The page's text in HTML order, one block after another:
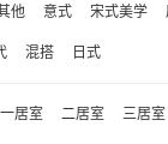
他 意式 宋式美学
混搭 日式
一居室 二居室 三居室